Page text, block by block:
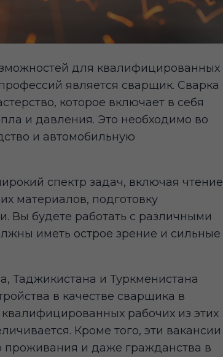
для квалифицированных
является сварщик. Сварка
которое включает в себя
и давления. Это необходимо во
и автомобильную
спектр задач, включая чтение
материалов, подготовку
Вы будете работать с различными
иметь острое зрение и сильные
Таджикистана и Туркменистана
в качестве сварщика в
рабочих из этих
Кроме того, эти вакансии
проживания и даже гражданства в